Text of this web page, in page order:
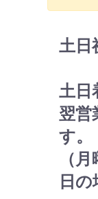
土日
土日
翌営
す。
（
日の